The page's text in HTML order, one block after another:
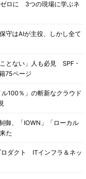
ゼロに 3つの現場に学ぶネ
守はAIが主役、しかし全て
とない」人も必見 SPF・
75ページ
100％」の斬新なクラウド
御、「IOWN」「ローカル
た
ダクト ITインフラ＆ネッ